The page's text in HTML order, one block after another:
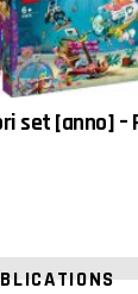
set [anno]